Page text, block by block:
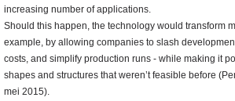
increasing number of applications.
Should this happen, the technology would transform
example, by allowing companies to slash
costs, and simplify production runs - while making it
shapes and structures that weren’t feasible before
mei 2015).